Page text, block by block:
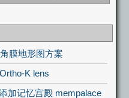
膜地形图方案
K lens
加记忆宫殿 mempalace